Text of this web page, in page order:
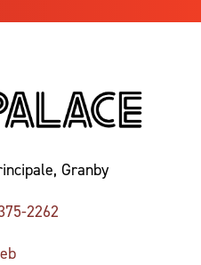
Granby
2262